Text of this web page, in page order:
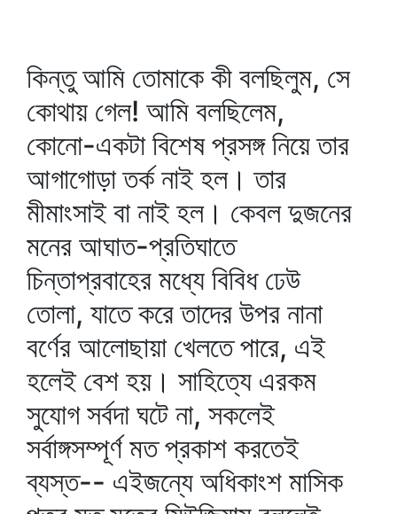
কিন্তু আমি তোমাকে কী বলছিলুম, সে
কোথায় গেল! আমি বলছিলেম,
কোনো-একটা বিশেষ প্রসঙ্গ নিয়ে তার
আগাগোড়া তর্ক নাই হল। তার
মীমাংসাই বা নাই হল। কেবল দুজনের
মনের আঘাত-প্রতিঘাতে
চিন্তাপ্রবাহের মধ্যে বিবিধ ঢেউ
তোলা, যাতে করে তাদের উপর নানা
বর্ণের আলোছায়া খেলতে পারে, এই
হলেই বেশ হয়। সাহিত্যে এরকম
সুযোগ সর্বদা ঘটে না, সকলেই
সর্বাঙ্গসম্পূর্ণ মত প্রকাশ করতেই
ব্যস্ত-- এইজন্যে অধিকাংশ মাসিক